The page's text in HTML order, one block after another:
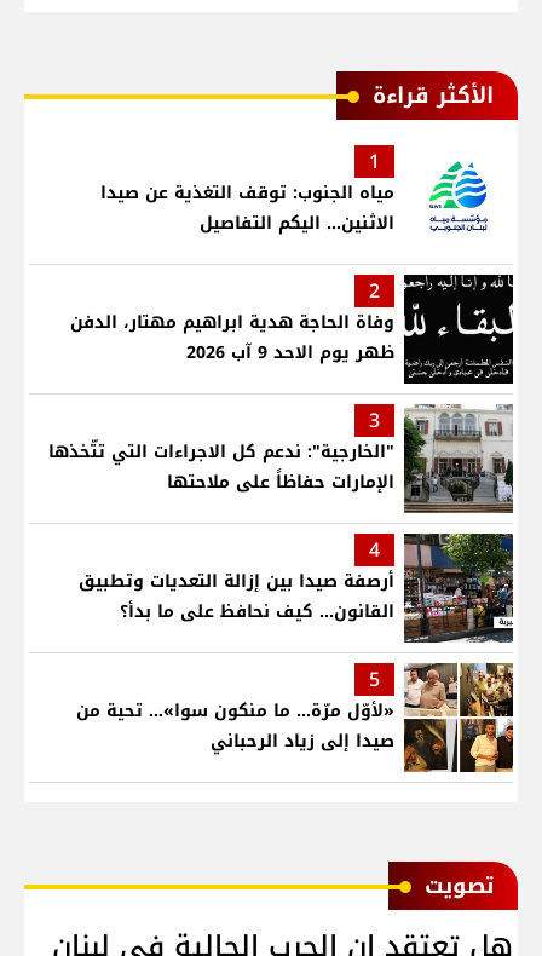
الأكثر قراءة
1
مياه الجنوب: توقف التغذية عن صيدا
الاثنين... اليكم التفاصيل
2
وفاة الحاجة هدية ابراهيم مهتار، الدفن
ظهر يوم الاحد 9 آب 2026
3
"الخارجية": ندعم كل الاجراءات التي تتّخذها
الإمارات حفاظاً على ملاحتها
4
أرصفة صيدا بين إزالة التعديات وتطبيق
القانون... كيف نحافظ على ما بدأ؟
5
«لأوّل مرّة… ما منكون سوا»… تحية من
صيدا إلى زياد الرحباني
ﺗﺼﻮﻳﺖ